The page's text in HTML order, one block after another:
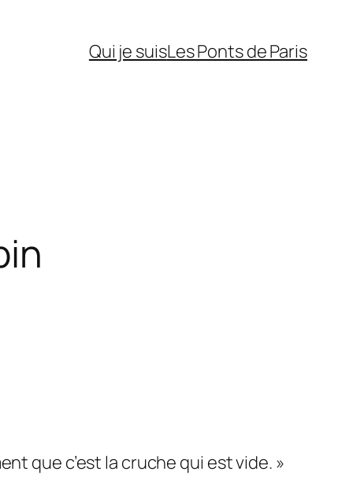
Qui je suisLes Ponts de Paris
que c’est la cruche qui est vide. »